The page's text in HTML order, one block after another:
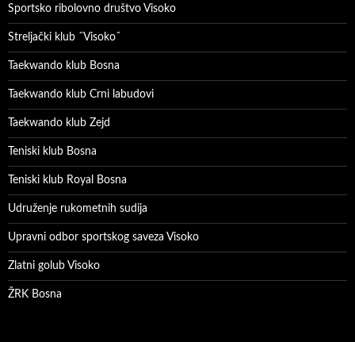
Sportsko ribolovno društvo Visoko
Streljački klub ˝Visoko˝
Taekwando klub Bosna
Taekwando klub Crni labudovi
Taekwando klub Zejd
Teniski klub Bosna
Teniski klub Royal Bosna
Udruženje rukometnih sudija
Upravni odbor sportskog saveza Visoko
Zlatni golub Visoko
ŽRK Bosna